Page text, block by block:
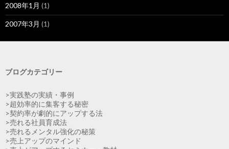
2008年1月 (1)
2007年3月 (1)
ブログカテゴリー
>実践塾の実績・事例
>超効率的に集客する秘密
>契約率が劇的にアップする法
>売れる社員育成法
>売れるメンタル強化の秘策
>売上アップのマインド